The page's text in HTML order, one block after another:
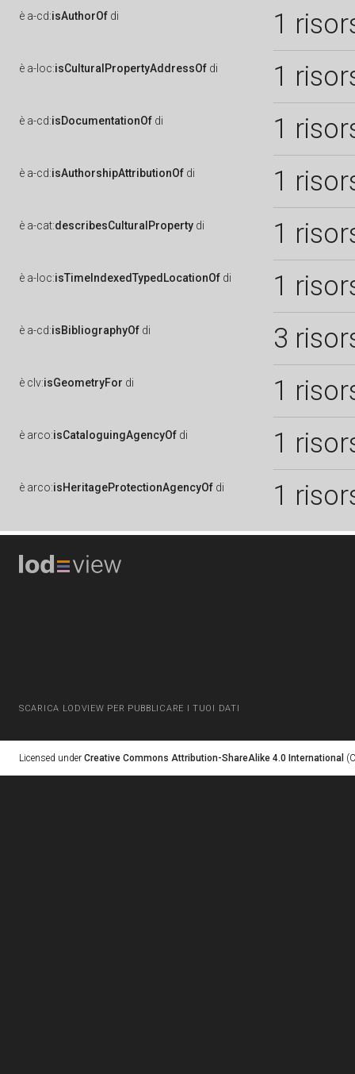
è a-cd:isAuthorOf di 1
è a-loc:isCulturalPropertyAddressOf di 1
è a-cd:isDocumentationOf di 1
è a-cd:isAuthorshipAttributionOf di 1
è a-cat:describesCulturalProperty di 1
è a-loc:isTimeIndexedTypedLocationOf di 1
è a-cd:isBibliographyOf di 3
è clv:isGeometryFor di 1
è arco:isCataloguingAgencyOf di 1
è arco:isHeritageProtectionAgencyOf di 1
SCARICA LODVIEW PER PUBBLICARE I TUOI DATI
Licensed under Creative Commons Attribution-ShareAlike 4.0 International